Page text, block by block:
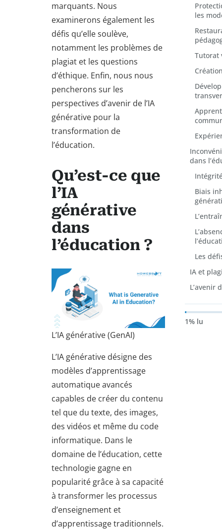
marquants. Nous
examinerons également les
défis qu’elle soulève,
notamment les problèmes de
plagiat et les questions
d’éthique. Enfin, nous nous
pencherons sur les
perspectives d’avenir de l’IA
générative pour la
transformation de
l’éducation.
Qu’est-ce que
l’IA
générative
dans
l’éducation ?
L’IA générative (GenAI)
L’IA générative désigne des
modèles d’apprentissage
automatique avancés
capables de créer du contenu
tel que du texte, des images,
des vidéos et même du code
informatique. Dans le
domaine de l’éducation, cette
technologie gagne en
popularité grâce à sa capacité
à transformer les processus
d’enseignement et
d’apprentissage traditionnels.
les
Tutorat
dans
Biais
Les
IA et
L’avenir
1% lu